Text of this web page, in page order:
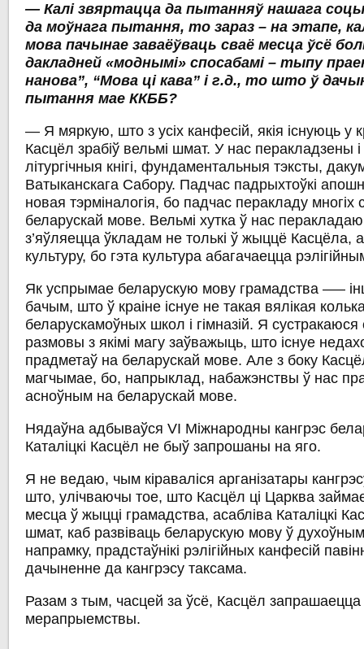
— Калі звяртацца да пытанняў нашага
да моўнага пытання, то зараз – на этапе,
мова пачынае заваёўваць сваё месца ўсё
дакладней «моднымі» спосабамі – тыпу
нанова”, “Мова ці кава” і г.д., то што ў
пытання мае ККББ?
— Я мяркую, што з усіх канфесій, якія існуюць у
Касцёл зрабіў вельмі шмат. У нас перакладзены
літургічныя кнігі, фундаментальныя тэксты,
Ватыканскага Сабору. Падчас падрыхтоўкі
новая тэрміналогія, бо падчас перакладу многіх
беларускай мове. Вельмі хутка ў нас
з’яўляецца ўкладам не толькі ў жыццё Касцёла,
культуру, бо гэта культура абагачаецца
Як успрымае беларускую мову грамадства –—
бачым, што ў краіне існуе не такая вялікая
беларускамоўных школ і гімназій. Я сустракаюся
размовы з якімі магу заўважыць, што існуе
прадметаў на беларускай мове. Але з боку
магчымае, бо, напрыклад, набажэнствы ў нас
асноўным на беларускай мове.
Нядаўна адбываўся VI Міжнародны кангрэс
Каталіцкі Касцёл не быў запрошаны на яго.
Я не ведаю, чым кіраваліся арганізатары
што, улічваючы тое, што Касцёл ці Царква
месца ў жыцці грамадства, асабліва Каталіцкі
шмат, каб развіваць беларускую мову ў
напрамку, прадстаўнікі рэлігійных канфесій
дачыненне да кангрэсу таксама.
Разам з тым, часцей за ўсё, Касцёл запрашаецца
мерапрыемствы.